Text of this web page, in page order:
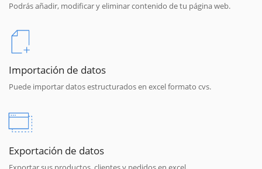
Podrás añadir, modificar y eliminar contenido de tu página web.
Importación de datos
Puede importar datos estructurados en excel formato cvs.
Exportación de datos